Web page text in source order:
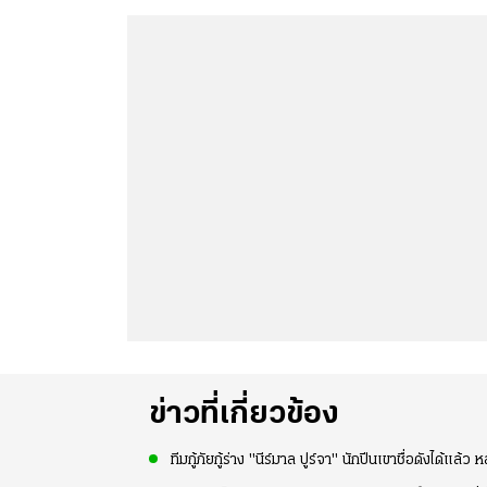
ข่าวที่เกี่ยวข้อง
ทีมกู้ภัยกู้ร่าง "นีร์มาล ปูร์จา" นักปีนเขาชื่อดังได้แล้ว